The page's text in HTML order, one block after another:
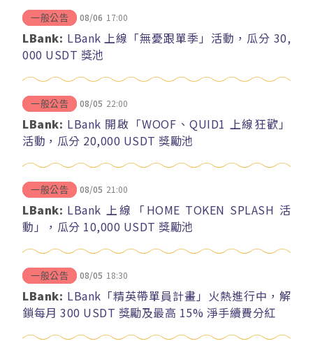
一般公告 08/06 17:00
LBank: LBank 上線「無憂跟單季」活動，瓜分 30,
000 USDT 獎池
一般公告 08/05 22:00
LBank: LBank 開啟「WOOF、QUID1 上線狂歡」
活動，瓜分 20,000 USDT 獎勵池
一般公告 08/05 21:00
LBank: LBank 上線「HOME TOKEN SPLASH 活
動」，瓜分 10,000 USDT 獎勵池
一般公告 08/05 18:30
LBank: LBank「精英帶單員計畫」火熱進行中，解
鎖每月 300 USDT 獎勵及最高 15% 淨手續費分紅